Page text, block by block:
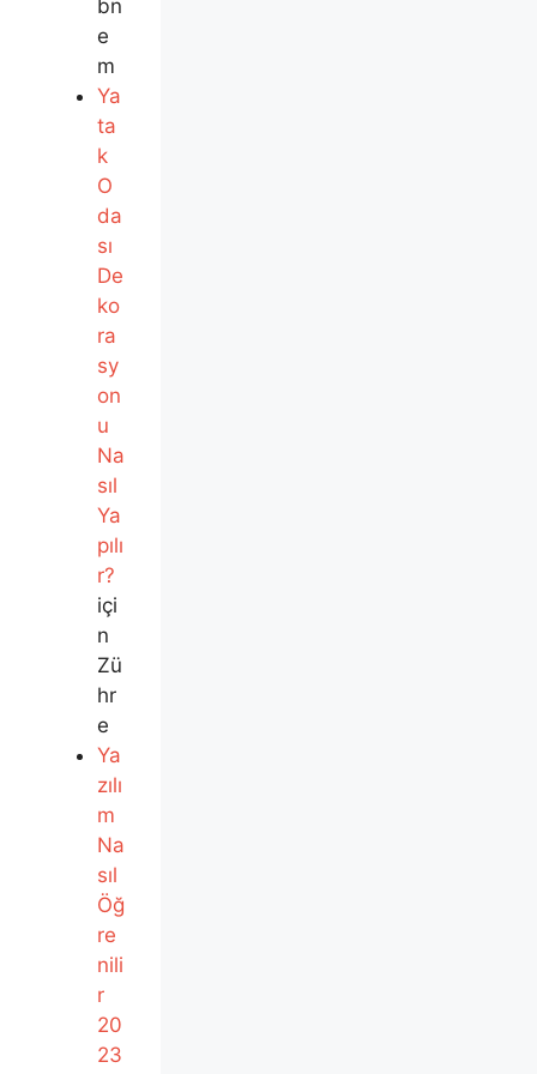
bn
e
m
Ya
ta
k
O
da
sı
De
ko
ra
sy
on
u
Na
sıl
Ya
pılı
r?
içi
n
Zü
hr
e
Ya
zılı
m
Na
sıl
Öğ
re
nili
r
20
23